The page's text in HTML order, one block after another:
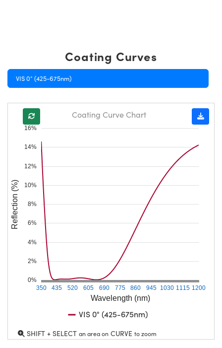
Coating Curves
VIS 0° (425-675nm)
Wavelength (nm)
350 435 520 605 690 775 860 945 1030 1115 1200
0%
2%
4%
6%
8%
10%
12%
14%
16%
Reflection (%)
Coating Curve Chart
VIS 0° (425-675nm)
SHIFT + SELECT an area on CURVE to zoom